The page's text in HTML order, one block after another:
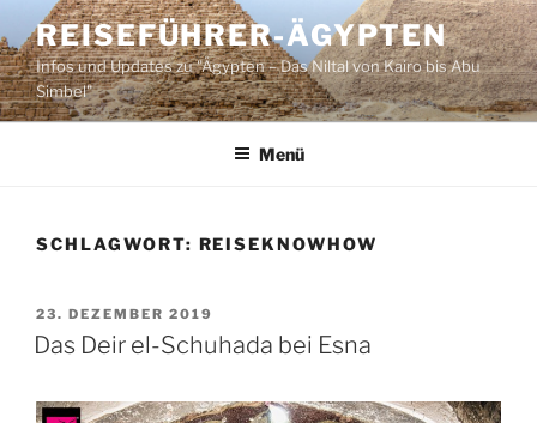
Inhalt
springen
REISEFÜHRER-ÄGYPTEN
Infos und Updates zu "Ägypten – Das Niltal von Kairo bis Abu
Simbel"
Menü
SCHLAGWORT: REISEKNOWHOW
VERÖFFENTLICHT
AM
23. DEZEMBER 2019
Das Deir el-Schuhada bei Esna